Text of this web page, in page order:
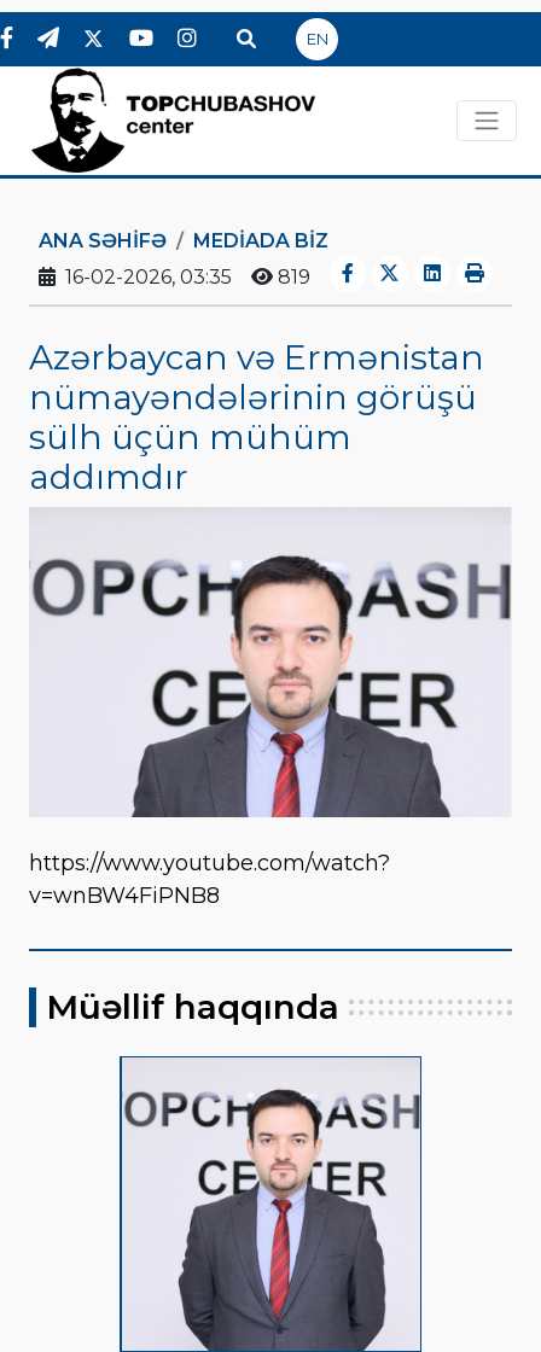
EN
ANA SƏHIFƏ
MEDİADA BİZ
16-02-2026, 03:35
819
Azərbaycan və Ermənistan
nümayəndələrinin görüşü
sülh üçün mühüm
addımdır
https://www.youtube.com/watch?
v=wnBW4FiPNB8
Müəllif haqqında